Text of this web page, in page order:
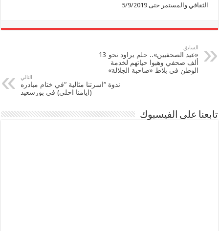
الثقافي والمستمر حتى 5/9/2019
السابق
«عيد الصحفيين».. حلم يراود نحو 13
ألف صحفي وهبوا حياتهم لخدمة
الوطن في بلاط «صاحبة الجلالة»
التالي
ندوة “اسرتنا مثالية “في ختام مبادره
(ايامنا احلى) في بورسعيد
تابعنا على الفيسبوك